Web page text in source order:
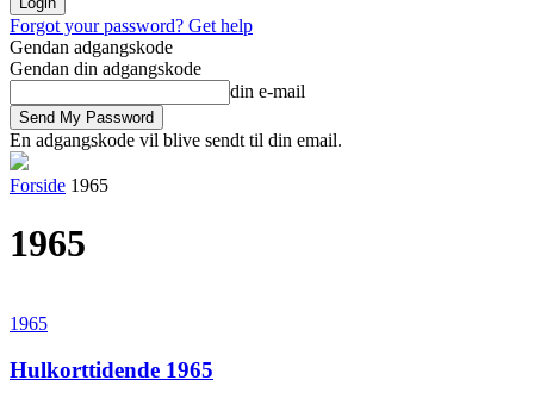
Forgot your password? Get help
Gendan adgangskode
Gendan din adgangskode
din e-mail
En adgangskode vil blive sendt til din email.
Forside 1965
1965
1965
Hulkorttidende 1965